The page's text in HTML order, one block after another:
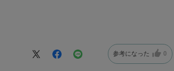
参考になった 0